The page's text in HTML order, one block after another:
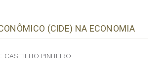
(CIDE) NA ECONOMIA
CASTILHO PINHEIRO